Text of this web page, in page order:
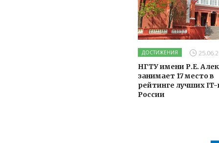
ДОСТИЖЕНИЯ
НГТУ имени Р.Е.
занимает 17 место в
рейтинге лучших IT-
России